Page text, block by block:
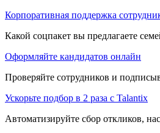
Корпоративная поддержка
Какой соцпакет вы предлагаете
Оформляйте кандидатов онлайн
Проверяйте сотрудников и
Ускорьте подбор в 2 раза с Talantix
Автоматизируйте сбор откликов,